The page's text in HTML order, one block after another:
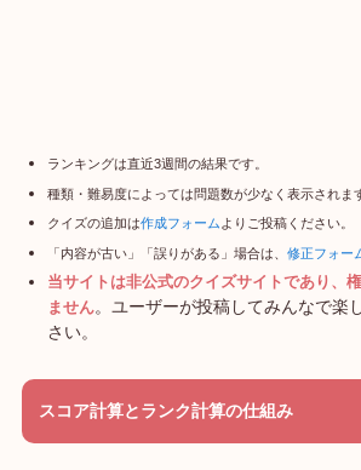
ランキングは直近3週間の結果です。
種類・難易度によっては問題数が少なく表示されま
クイズの追加は作成フォーム よりご投稿ください。
「内容が古い」「誤りがある」場合は、 修正フォー
当サイトは非公式のクイズサイトであり、
ません。ユーザーが投稿してみんなで楽
さい。
スコア計算とランク計算の仕組み